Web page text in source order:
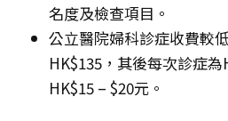
名度及檢查項目。
公立醫院婦科診症收費較
HK$135，其後每次診症
HK$15 – $20元。